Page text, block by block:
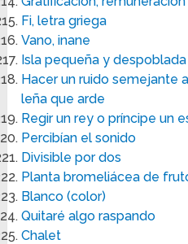
Fi, letra griega
Vano, inane
Isla pequeña y despoblada
Hacer un ruido semejante
leña que arde
Regir un rey o príncipe un
Percibían el sonido
Divisible por dos
Planta bromeliácea de
Blanco (color)
Quitaré algo raspando
Chalet